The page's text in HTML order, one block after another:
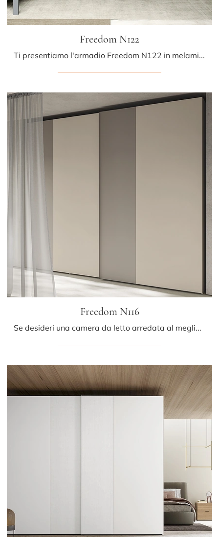
Freedom N122
Ti presentiamo l'armadio Freedom N122 in melaminico di Colombini Casa! Una ricca gamma di armadi a muro con ante scorrevoli.
Freedom N116
Se desideri una camera da letto arredata al meglio, scegli l'armadio Freedom N116 con ante scorrevoli di Colombini Casa!